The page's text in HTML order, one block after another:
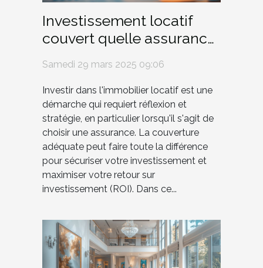
Investissement locatif
couvert quelle assurance
ROI
Samedi 29 mars 2025 09:06
Investir dans l'immobilier locatif est une
démarche qui requiert réflexion et
stratégie, en particulier lorsqu'il s'agit de
choisir une assurance. La couverture
adéquate peut faire toute la différence
pour sécuriser votre investissement et
maximiser votre retour sur
investissement (ROI). Dans ce...